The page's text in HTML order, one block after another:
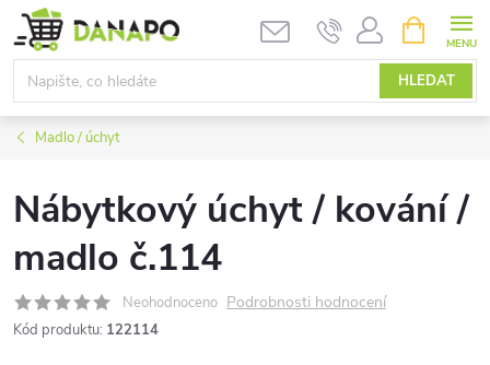
Přejít
na
obsah
HLEDAT
NÁKUPNÍ
KOŠÍK
Madlo / úchyt
Nábytkový úchyt / kování /
madlo č.114
Neohodnoceno Podrobnosti hodnocení
Kód produktu: 122114